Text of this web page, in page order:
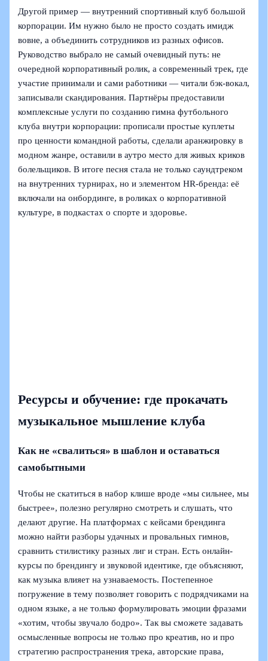
Другой пример — внутренний спортивный клуб большой
корпорации. Им нужно было не просто создать имидж
вовне, а объединить сотрудников из разных офисов.
Руководство выбрало не самый очевидный путь: не
очередной корпоративный ролик, а современный трек, где
участие принимали и сами работники — читали бэк-вокал,
записывали скандирования. Партнёры предоставили
комплексные услуги по созданию гимна футбольного
клуба внутри корпорации: прописали простые куплеты
про ценности командной работы, сделали аранжировку в
модном жанре, оставили в аутро место для живых криков
болельщиков. В итоге песня стала не только саундтреком
на внутренних турнирах, но и элементом HR-бренда: её
включали на онбординге, в роликах о корпоративной
культуре, в подкастах о спорте и здоровье.
Ресурсы и обучение: где прокачать
музыкальное мышление клуба
Как не «свалиться» в шаблон и оставаться
самобытными
Чтобы не скатиться в набор клише вроде «мы сильнее, мы
быстрее», полезно регулярно смотреть и слушать, что
делают другие. На платформах с кейсами брендинга
можно найти разборы удачных и провальных гимнов,
сравнить стилистику разных лиг и стран. Есть онлайн-
курсы по брендингу и звуковой идентике, где объясняют,
как музыка влияет на узнаваемость. Постепенное
погружение в тему позволяет говорить с подрядчиками на
одном языке, а не только формулировать эмоции фразами
«хотим, чтобы звучало бодро». Так вы сможете задавать
осмысленные вопросы не только про креатив, но и про
стратегию распространения трека, авторские права,